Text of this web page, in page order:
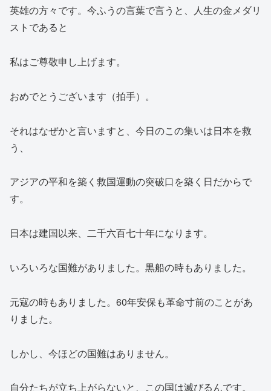
英雄の方々です。今ふうの言葉で言うと、人生の金メダリ
ストであると
私はご尊敬申し上げます。
おめでとうございます（拍手）。
それはなぜかと言いますと、今日のこの集いは日本を救
う、
アジアの平和を築く救国運動の突破口を築く日だからで
す。
日本は建国以来、二千六百七十年になります。
いろいろな国難がありました。黒船の時もありました。
元寇の時もありました。60年安保も革命寸前のことがあ
りました。
しかし、今ほどの国難はありません。
自分たちが立ち上がらないと、この国は滅びるんです。